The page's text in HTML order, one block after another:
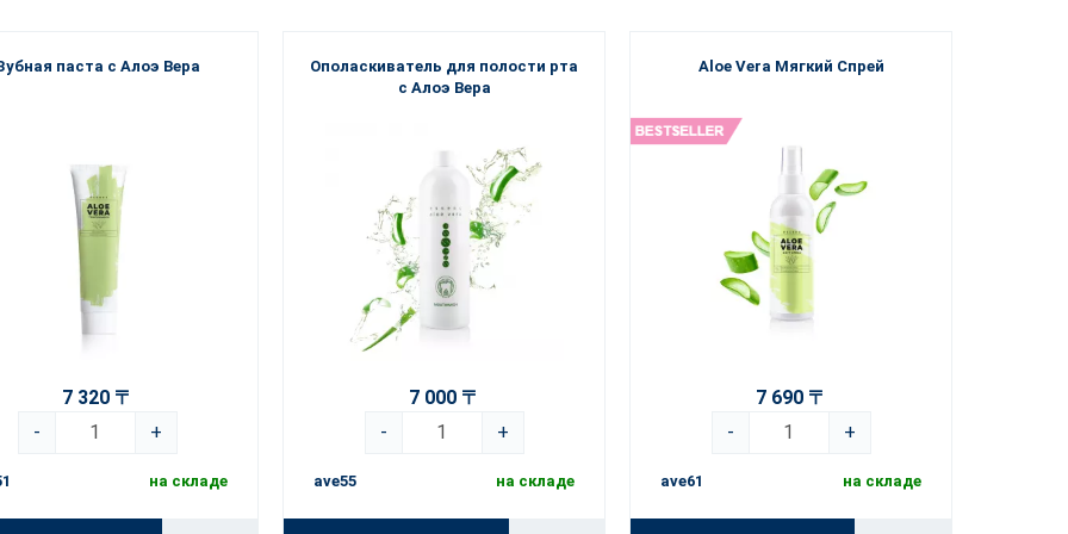
паста с Алоэ Вера
7 320 〒
-
+
на складе
Ополаскиватель для полости рта
с Алоэ Вера
7 000 〒
-
+
ave55 на складе
Aloe Vera Мягкий Спрей
7 690 〒
-
+
ave61 на складе